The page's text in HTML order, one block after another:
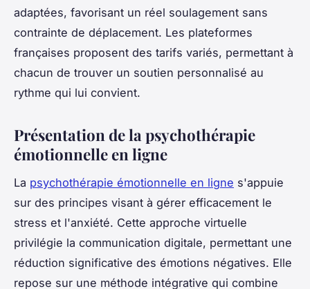
adaptées, favorisant un réel soulagement sans
contrainte de déplacement. Les plateformes
françaises proposent des tarifs variés, permettant à
chacun de trouver un soutien personnalisé au
rythme qui lui convient.
Présentation de la psychothérapie
émotionnelle en ligne
La psychothérapie émotionnelle en ligne s'appuie
sur des principes visant à gérer efficacement le
stress et l'anxiété. Cette approche virtuelle
privilégie la communication digitale, permettant une
réduction significative des émotions négatives. Elle
repose sur une méthode intégrative qui combine